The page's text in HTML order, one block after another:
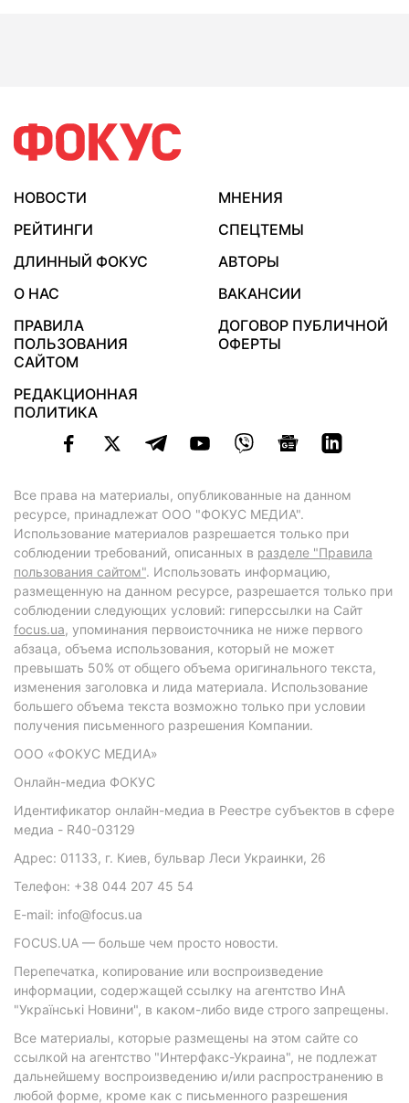
НОВОСТИ
МНЕНИЯ
РЕЙТИНГИ
СПЕЦТЕМЫ
ДЛИННЫЙ ФОКУС
АВТОРЫ
О НАС
ВАКАНСИИ
ПРАВИЛА
ПОЛЬЗОВАНИЯ
САЙТОМ
ДОГОВОР ПУБЛИЧНОЙ
ОФЕРТЫ
РЕДАКЦИОННАЯ
ПОЛИТИКА
Все права на материалы, опубликованные на данном
ресурсе, принадлежат ООО "ФОКУС МЕДИА".
Использование материалов разрешается только при
соблюдении требований, описанных в разделе "Правила
пользования сайтом". Использовать информацию,
размещенную на данном ресурсе, разрешается только при
соблюдении следующих условий: гиперссылки на Сайт
focus.ua, упоминания первоисточника не ниже первого
абзаца, объема использования, который не может
превышать 50% от общего объема оригинального текста,
изменения заголовка и лида материала. Использование
большего объема текста возможно только при условии
получения письменного разрешения Компании.
ООО «ФОКУС МЕДИА»
Онлайн-медиа ФОКУС
Идентификатор онлайн-медиа в Реестре субъектов в сфере
медиа - R40-03129
Адрес: 01133, г. Киев, бульвар Леси Украинки, 26
Телефон: +38 044 207 45 54
E-mail: info@focus.ua
FOCUS.UA — больше чем просто новости.
Перепечатка, копирование или воспроизведение
информации, содержащей ссылку на агентство ИнА
"Українські Новини", в каком-либо виде строго запрещены.
Все материалы, которые размещены на этом сайте со
ссылкой на агентство "Интерфакс-Украина", не подлежат
дальнейшему воспроизведению и/или распространению в
любой форме, кроме как с письменного разрешения